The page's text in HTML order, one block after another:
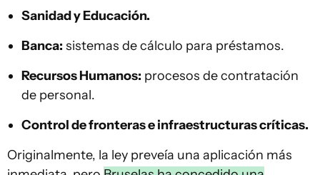
Sanidad y Educación.
Banca: sistemas de cálculo para préstamos.
Recursos Humanos: procesos de contratación
de personal.
Control de fronteras e infraestructuras críticas.
Originalmente, la ley preveía una aplicación más